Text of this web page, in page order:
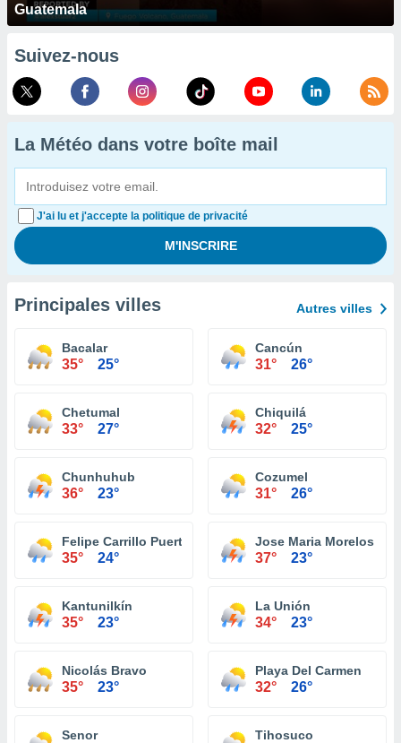
Guatemala
Suivez-nous
La Météo dans votre boîte mail
J'ai lu et j'accepte la politique de privacité
Principales villes Autres villes
Bacalar
35° 25°
Cancún
31° 26°
Chetumal
33° 27°
Chiquilá
32° 25°
Chunhuhub
36° 23°
Cozumel
31° 26°
Felipe Carrillo Puerto
35° 24°
Jose Maria Morelos
37° 23°
Kantunilkín
35° 23°
La Unión
34° 23°
Nicolás Bravo
35° 23°
Playa Del Carmen
32° 26°
Senor Tihosuco